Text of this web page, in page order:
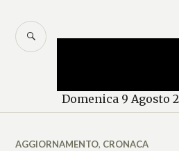
contenuto
Domenica 9 Agosto
CERCA
AGGIORNAMENTO, CRONACA